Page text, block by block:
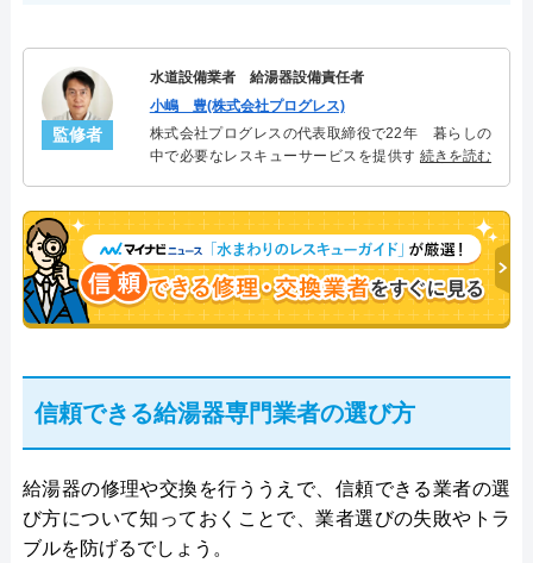
監修者
水道設備業者 給湯器設備責任者
小嶋 豊(株式会社プログレス)
株式会社プログレスの代表取締役で22年 暮らしの
中で必要なレスキューサービスを提供する株式会社
決。多くのお客様に信頼される「給湯器」のスペシ
ャリスト。
続きを読む
信頼できる給湯器専門業者の選び方
給湯器の修理や交換を行ううえで、信頼できる業者の選
び方について知っておくことで、業者選びの失敗やトラ
ブルを防げるでしょう。